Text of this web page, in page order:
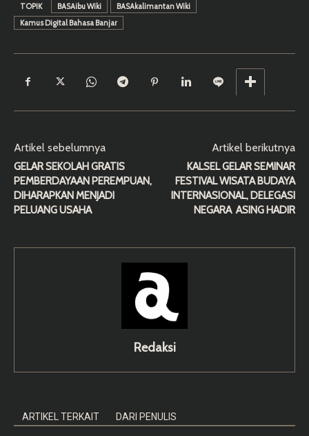
TOPIK BASAibu Wiki
BASAkalimantan Wiki
Kamus Digital Bahasa Banjar
Artikel sebelumnya
GELAR SEKOLAH GRATIS
PEMBERDAYAAN PEREMPUAN,
DIHARAPKAN MENJADI
PELUANG USAHA
Artikel berikutnya
KALSEL GELAR SEMINAR
FESTIVAL WISATA BUDAYA
INTERNASIONAL, DELEGASI
NEGARA ASING HADIR
Redaksi
ARTIKEL TERKAIT DARI PENULIS